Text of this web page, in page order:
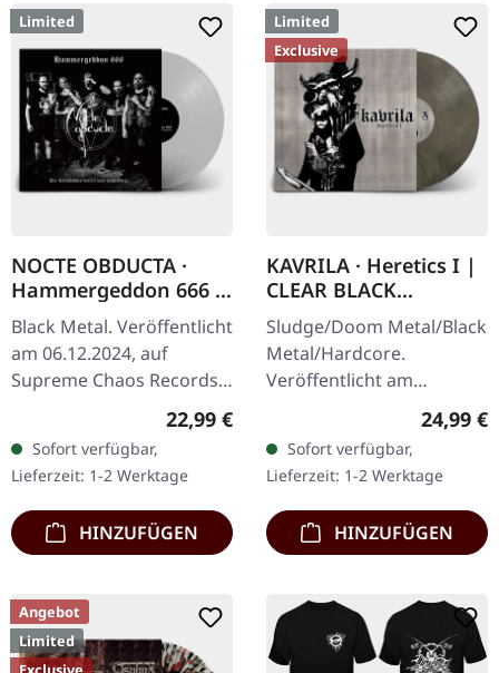
Limited
NOCTE OBDUCTA ·
Hammergeddon 666 |
SILVER LP
Black Metal. Veröffentlicht
am 06.12.2024, auf
Supreme Chaos Records.
Silbernes Vinyl mit Insert,
Exemplare. Händler-
Version für…
Regulärer Preis:
22,99 €
Sofort verfügbar,
Lieferzeit: 1-2 Werktage
HINZUFÜGEN
Limited
Exclusive
KAVRILA · Heretics I |
CLEAR BLACK
MARBLED LP
Sludge/Doom Metal/Black
Metal/Hardcore.
Veröffentlicht am
30.05.2025, auf Supreme
Clear/Schwarz
marmoriertes Vinyl mit
schwarzen und…
24,99 €
Sofort verfügbar,
Lieferzeit: 1-2 Werktage
HINZUFÜGEN
Angebot
Limited